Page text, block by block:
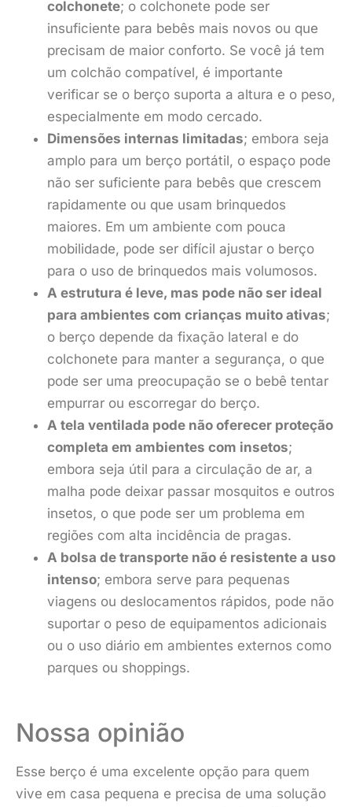
colchonete; o colchonete pode ser
insuficiente para bebês mais novos ou que
precisam de maior conforto. Se você já tem
um colchão compatível, é importante
verificar se o berço suporta a altura e o peso,
especialmente em modo cercado.
Dimensões internas limitadas; embora seja
amplo para um berço portátil, o espaço pode
não ser suficiente para bebês que crescem
rapidamente ou que usam brinquedos
maiores. Em um ambiente com pouca
mobilidade, pode ser difícil ajustar o berço
para o uso de brinquedos mais volumosos.
A estrutura é leve, mas pode não ser ideal
para ambientes com crianças muito ativas;
o berço depende da fixação lateral e do
colchonete para manter a segurança, o que
pode ser uma preocupação se o bebê tentar
empurrar ou escorregar do berço.
A tela ventilada pode não oferecer proteção
completa em ambientes com insetos;
embora seja útil para a circulação de ar, a
malha pode deixar passar mosquitos e outros
insetos, o que pode ser um problema em
regiões com alta incidência de pragas.
A bolsa de transporte não é resistente a uso
intenso; embora serve para pequenas
viagens ou deslocamentos rápidos, pode não
suportar o peso de equipamentos adicionais
ou o uso diário em ambientes externos como
parques ou shoppings.
Nossa opinião
Esse berço é uma excelente opção para quem
vive em casa pequena e precisa de uma solução